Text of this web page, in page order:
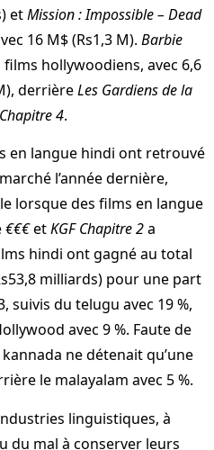
etMission : Impossible – Dead
16 M$ (Rs1,3 M). Barbie
hollywoodiens, avec 6,6
derrièreLes Gardiens de la
4.
en langue hindi ont retrouvé
l’année dernière,
lorsque des films en langue
€€€etKGF Chapitre 2a
hindi ont gagné au total
milliards) pour une part
suivis du telugu avec 19 %,
avec 9 %. Faute de
ne détenait qu’une
le malayalam avec 5 %.
linguistiques, à
du mal à conserver leurs